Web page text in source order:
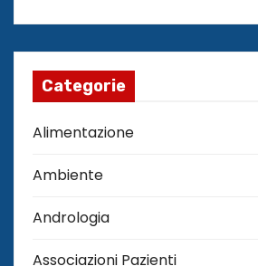
Categorie
Alimentazione
Ambiente
Andrologia
Associazioni Pazienti